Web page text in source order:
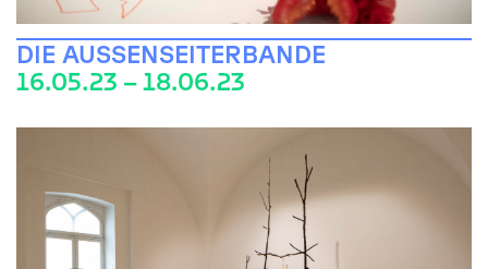
DIE AUSSENSEITERBANDE
16.05.23 – 18.06.23